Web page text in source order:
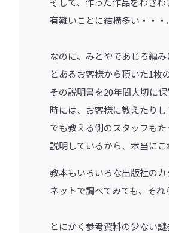
有難いことに結構多い・・・
なのに、みとやであじろ編
とあるお客様から頂いた1枚
その説明書を20年間大切に
時には、お客様に教えたりし
でも教える側のスタッフも
説明しているから、本当に
教本もいろいろな出版社のカ
ネットで調べてみても、それ
とにかく参考資料の少ない